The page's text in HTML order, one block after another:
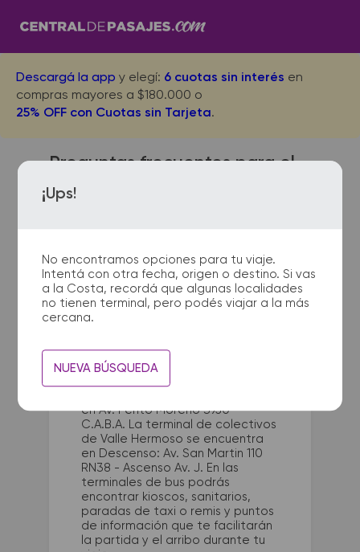
Descargá la app y elegí: 6 cuotas sin interés en
compras mayores a $180.000 o
25% OFF con Cuotas sin Tarjeta.
¡Ups!
No encontramos opciones para tu viaje.
Intentá con otra fecha, origen o destino. Si vas
a la Costa, recordá que algunas localidades
no tienen terminal, pero podés viajar a la más
cercana.
NUEVA BÚSQUEDA
Preguntas frecuentes para el
viaje desde Term. Dellepiane
Bs.As. a Valle Hermoso
¿Dónde quedan las
terminales de micro de Term.
Dellepiane Bs.As. a Valle
La terminal de ómnibus de Term.
en Av. Perito Moreno 3950 -
C.A.B.A. La terminal de colectivos
de Valle Hermoso se encuentra
en Descenso: Av. San Martin 110
RN38 - Ascenso Av. J. En las
terminales de bus podrás
encontrar kioscos, sanitarios,
paradas de taxi o remis y puntos
de información que te facilitarán
la partida y el arribo durante tu